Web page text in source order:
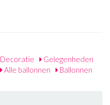
Decoratie
Gelegenheden
Alle ballonnen
Ballonnen